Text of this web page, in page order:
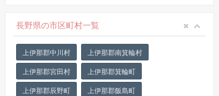
長野県の市区町村一覧
上伊那郡中川村
上伊那郡南箕輪村
上伊那郡宮田村
上伊那郡箕輪町
上伊那郡辰野町
上伊那郡飯島町